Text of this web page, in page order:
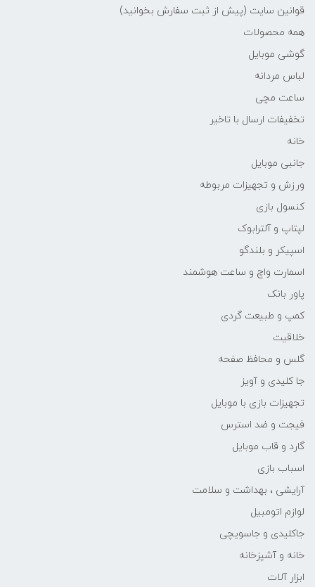
قوانین سایت (پیش از ثبت سفارش بخوانید)
همه محصولات
گوشی موبایل
لباس مردانه
ساعت مچی
تخفیفات ارسال با تاخیر
خانه
جانبی موبایل
ورزش و تجهیزات مربوطه
کنسول بازی
لپتاپ و آلترابوک
اسپیکر و بلندگو
اسمارت واچ و ساعت هوشمند
پاور بانک
کمپ و طبیعت گردی
خلاقیت
گلس و محافظ صفحه
جا کلیدی و آویز
تجهیزات بازی با موبایل
فیجت و ضد استرس
گارد و قاب موبایل
اسباب بازی
آرایشی ، بهداشت و سلامت
لوازم اتومبیل
جاکلیدی و جاسویچی
خانه و آشپزخانه
ابزار آلات